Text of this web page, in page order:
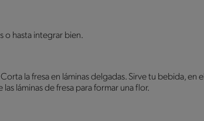
o hasta integrar bien.
la fresa en láminas delgadas. Sirve tu bebida, en el
láminas de fresa para formar una flor.